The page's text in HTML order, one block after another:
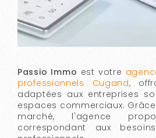
Passio Immo est votre
professionnels Cugand,
adaptées aux entreprises
espaces commerciaux.
marché, l'agence
correspondant aux